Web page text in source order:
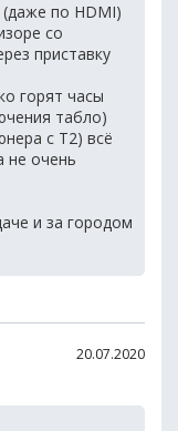
(даже по HDMI)
со
приставку
горят часы
табло)
с Т2) всё
не очень
и за городом
20.07.2020